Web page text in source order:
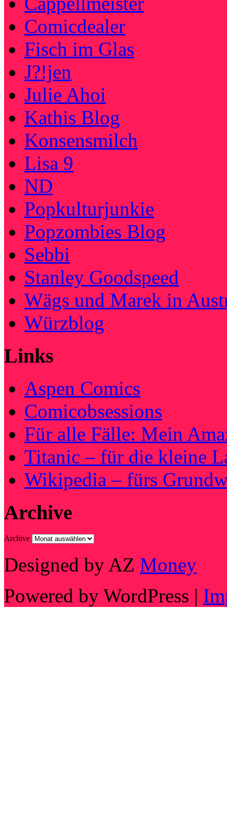
Comicdealer
Fisch im Glas
J?!jen
Julie Ahoi
Kathis Blog
Konsensmilch
Lisa 9
ND
Popkulturjunkie
Popzombies Blog
Sebbi
Stanley Goodspeed
Wägs und Marek in
Würzblog
Links
Aspen Comics
Comicobsessions
Für alle Fälle: Mein
Titanic – für die kleine
Wikipedia – fürs
Archive
Archive
Designed by AZ Money
Powered by WordPress |